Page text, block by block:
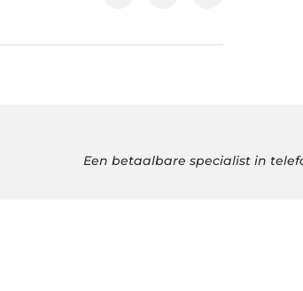
Een betaalbare specialist in